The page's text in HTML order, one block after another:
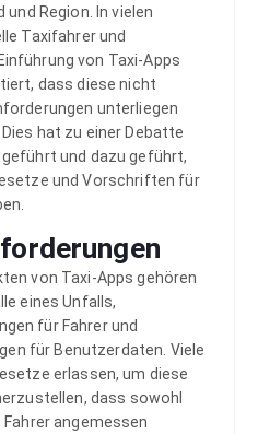
und Region. In vielen
Taxifahrer und
von Taxi-Apps
dass diese nicht
unterliegen
hat zu einer Debatte
und dazu geführt,
und Vorschriften für
von Taxi-Apps gehören
eines Unfalls,
für Fahrer und
für Benutzerdaten. Viele
erlassen, um diese
dass sowohl
angemessen